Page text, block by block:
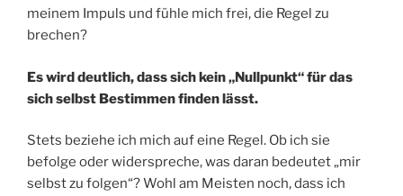
meinem Impuls und fühle mich frei, die Regel zu
brechen?
Es wird deutlich, dass sich kein „Nullpunkt“ für das
sich selbst Bestimmen finden lässt.
Stets beziehe ich mich auf eine Regel. Ob ich sie
befolge oder widerspreche, was daran bedeutet „mir
selbst zu folgen“? Wohl am Meisten noch, dass ich